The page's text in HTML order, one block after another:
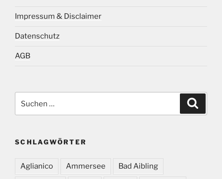
Impressum & Disclaimer
Datenschutz
AGB
nach:
SCHLAGWÖRTER
Aglianico Ammersee Bad Aibling